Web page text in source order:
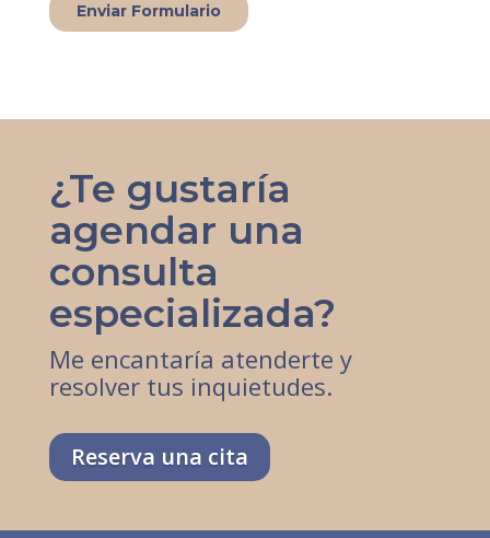
¿Te gustaría
agendar una
consulta
especializada?
Me encantaría atenderte y
resolver tus inquietudes.
Reserva una cita